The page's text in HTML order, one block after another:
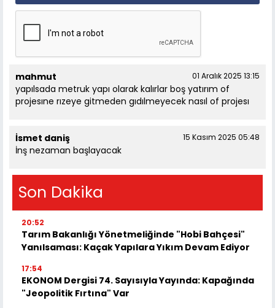
mahmut 01 Aralık 2025 13:15
yapılsada metruk yapı olarak kalırlar boş yatırım of
projesıne rızeye gitmeden gıdılmeyecek nasıl of projesı
İsmet daniş 15 Kasım 2025 05:48
İnş nezaman başlayacak
Son Dakika
20:52
Tarım Bakanlığı Yönetmeliğinde "Hobi Bahçesi"
Yanılsaması: Kaçak Yapılara Yıkım Devam Ediyor
17:54
EKONOM Dergisi 74. Sayısıyla Yayında: Kapağında
"Jeopolitik Fırtına" Var